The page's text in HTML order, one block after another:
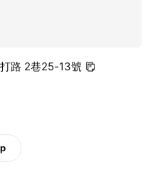
路 2巷25-13號